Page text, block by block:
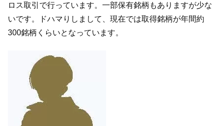
ロス取引で行っています。一部保有銘柄もありますが少な
いです。ドハマりしまして、現在では取得銘柄が年間約
300銘柄くらいとなっています。